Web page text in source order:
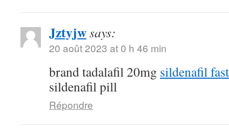
Jztyjwsays:
20 août 2023 at 0 h 46 min
brand tadalafil 20mg sildenafil
sildenafil pill
Répondre